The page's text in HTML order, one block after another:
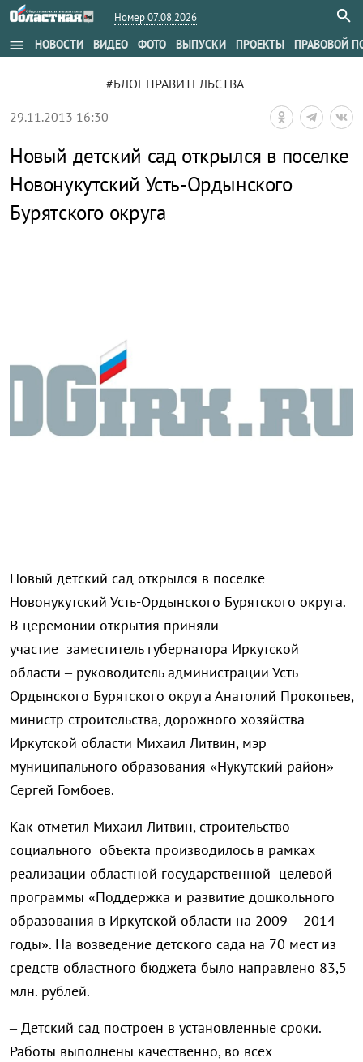
Номер 07.08.2026
menu НОВОСТИ ВИДЕО ФОТО ВЫПУСКИ ПРОЕКТЫ ПРАВОВОЙ
#БЛОГ ПРАВИТЕЛЬСТВА
29.11.2013 16:30
Новый детский сад открылся в поселке
Новонукутский Усть-Ордынского
Бурятского округа
Новый детский сад открылся в поселке
Новонукутский Усть-Ордынского Бурятского округа.
В церемонии открытия приняли
участие заместитель губернатора Иркутской
области – руководитель администрации Усть-
Ордынского Бурятского округа Анатолий Прокопьев,
министр строительства, дорожного хозяйства
Иркутской области Михаил Литвин, мэр
муниципального образования «Нукутский район»
Сергей Гомбоев.
Как отметил Михаил Литвин, строительство
социального объекта производилось в рамках
реализации областной государственной целевой
программы «Поддержка и развитие дошкольного
образования в Иркутской области на 2009 – 2014
годы». На возведение детского сада на 70 мест из
средств областного бюджета было направлено 83,5
млн. рублей.
– Детский сад построен в установленные сроки.
Работы выполнены качественно, во всех